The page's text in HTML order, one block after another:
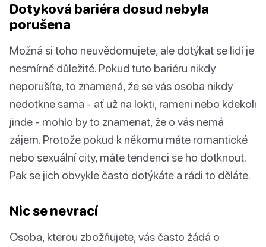
Dotyková bariéra dosud nebyla
porušena
Možná si toho neuvědomujete, ale dotýkat se lidí je
nesmírně důležité. Pokud tuto bariéru nikdy
neporušíte, to znamená, že se vás osoba nikdy
nedotkne sama - ať už na lokti, rameni nebo kdekoli
jinde - mohlo by to znamenat, že o vás nemá
zájem. Protože pokud k někomu máte romantické
nebo sexuální city, máte tendenci se ho dotknout.
Pak se jich obvykle často dotýkáte a rádi to děláte.
Nic se nevrací
Osoba, kterou zbožňujete, vás často žádá o